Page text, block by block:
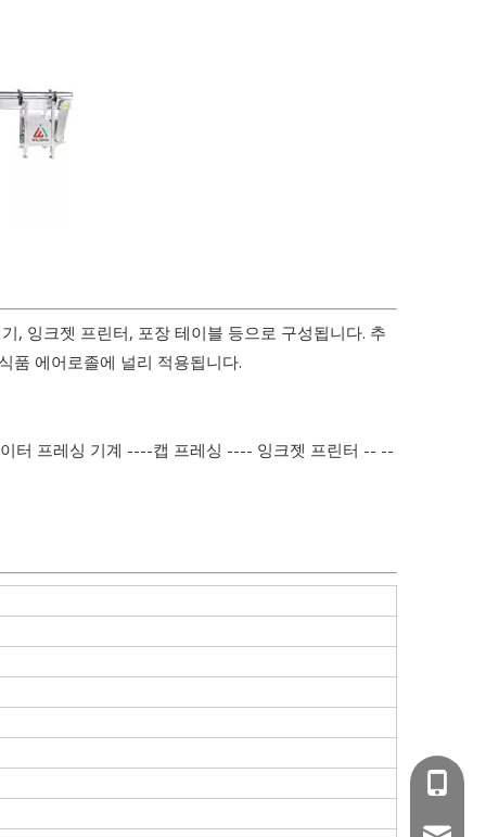
, 잉크젯 프린터, 포장 테이블 등으로 구성됩니다. 추
품 에어로졸에 널리 적용됩니다.
터 프레싱 기계 ----캡 프레싱 ---- 잉크젯 프린터 -- --
+86-